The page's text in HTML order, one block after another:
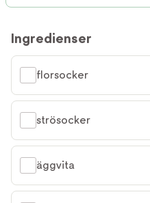
Ingredienser
florsocker
strösocker
äggvita